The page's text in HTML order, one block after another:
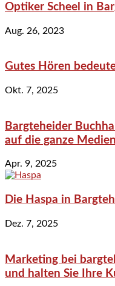
Optiker Scheel in
Aug. 26, 2023
Gutes Hören
Okt. 7, 2025
Bargteheider
auf die ganze
Apr. 9, 2025
Die Haspa in
Dez. 7, 2025
Marketing bei
und halten Sie Ihre